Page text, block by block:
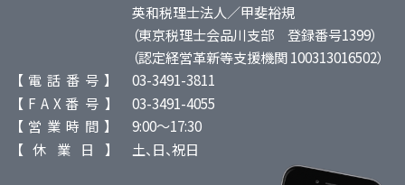
英和税理士法人／甲斐裕規
（東京税理士会品川支部 登録番号1399）
（認定経営革新等支援機関 100313016502）
【 電 話 番 号 】
03-3491-3811
【 F A X 番 号 】
03-3491-4055
【 営 業 時 間 】
9:00～17:30
【 休 業 日 】
土、日、祝日